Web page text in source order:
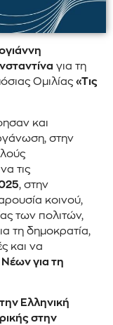
για τη
Ομιλίας «Τις
και
στην
τις
, στην
κοινού,
των πολιτών,
τη δημοκρατία,
και να
για τη
την Ελληνική
στην